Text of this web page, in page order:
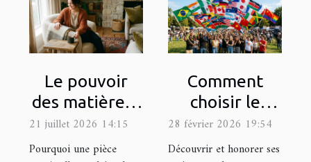
Le pouvoir
des matières :
comment les
textures
21 juillet 2026 14:15
Pourquoi une pièce
Comment
choisir le
drapeau
représentatif
28 février 2026 19:54
Découvrir et honorer ses